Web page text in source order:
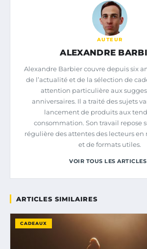
AUTEUR
ALEXANDRE
Alexandre Barbier couvre depuis six
de l’actualité et de la sélection de
attention particulière aux
anniversaires. Il a traité des sujets
lancement de produits aux
consommation. Son travail repose
régulière des attentes des lecteurs en
et de formats utiles.
VOIR TOUS LES ARTICLES
ARTICLES SIMILAIRES
CADEAUX